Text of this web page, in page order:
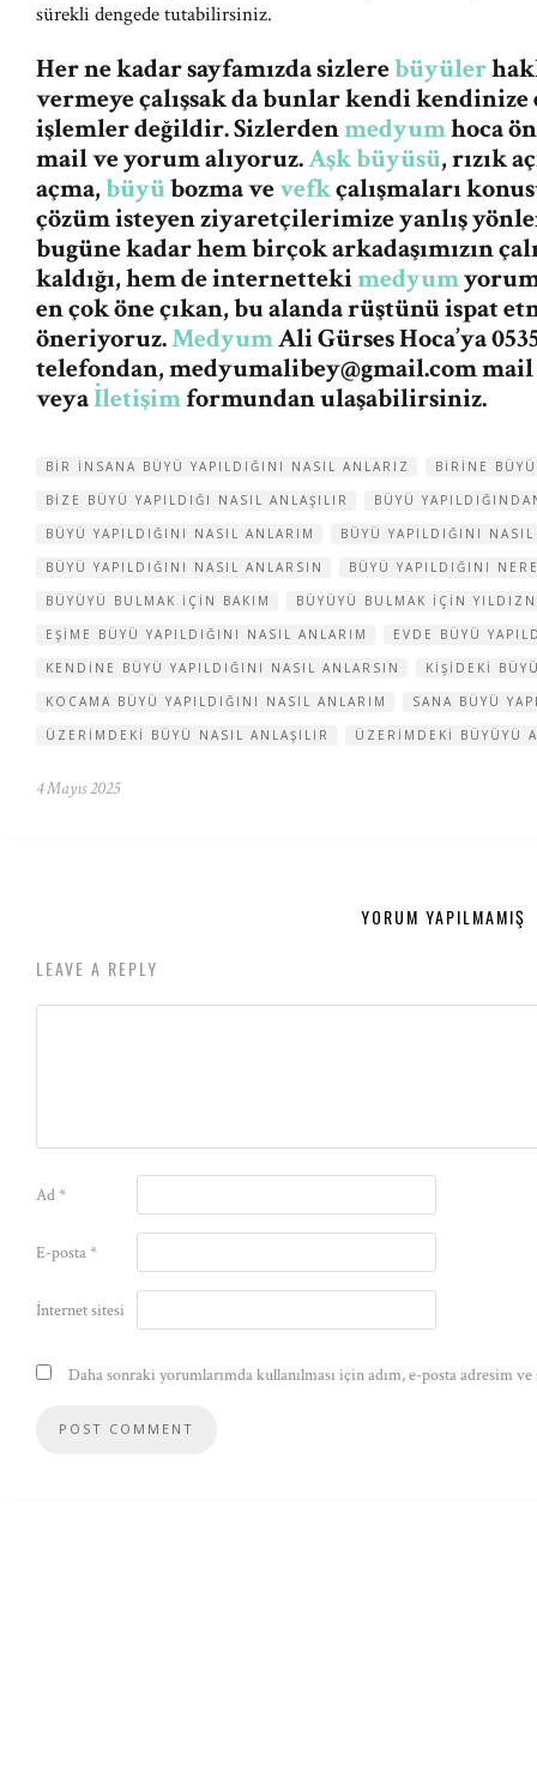
sürekli dengede tutabilirsiniz.
Her ne kadar sayfamızda sizlerebüyüler
vermeye çalışsak da bunlar kendi
işlemler değildir. Sizlerdenmedyumhoca
mail ve yorum alıyoruz.Aşk büyüsü, rızık
açma,büyübozma vevefkçalışmaları
çözüm isteyen ziyaretçilerimize yanlış
bugüne kadar hem birçok arkadaşımızın
kaldığı, hem de internettekimedyum
en çok öne çıkan, bu alanda rüştünü ispat
öneriyoruz.MedyumAli Gürses Hoca’ya
telefondan,medyumalibey@gmail.commail
veyaİletişimformundan ulaşabilirsiniz.
BIR INSANA BÜYÜ YAPILDIĞINI NASIL ANLARIZ
BIRINE
BIZE BÜYÜ YAPILDIĞI NASIL ANLAŞILIR
BÜYÜ
BÜYÜ YAPILDIĞINI NASIL ANLARIM
BÜYÜ YAPILDIĞINI
BÜYÜ YAPILDIĞINI NASIL ANLARSIN
BÜYÜ YAPILDIĞINI
BÜYÜYÜ BULMAK IÇIN BAKIM
BÜYÜYÜ BULMAK IÇIN
EŞIME BÜYÜ YAPILDIĞINI NASIL ANLARIM
EVDE BÜYÜ
KENDINE BÜYÜ YAPILDIĞINI NASIL ANLARSIN
KIŞIDEKI
KOCAMA BÜYÜ YAPILDIĞINI NASIL ANLARIM
SANA BÜYÜ
ÜZERIMDEKI BÜYÜ NASIL ANLAŞILIR
ÜZERIMDEKI BÜYÜYÜ
4 Mayıs 2025
YORUM YAPILMAMIŞ
LEAVE A REPLY
Ad*
E-posta*
İnternet sitesi
Daha sonraki yorumlarımda kullanılması için adım, e-posta adresim